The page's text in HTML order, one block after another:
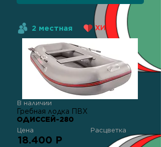
2 местная ХИТ!
В наличии
Гребная лодка ПВХ
ОДИССЕЙ-280
Цена Расцветка
18.400 Р